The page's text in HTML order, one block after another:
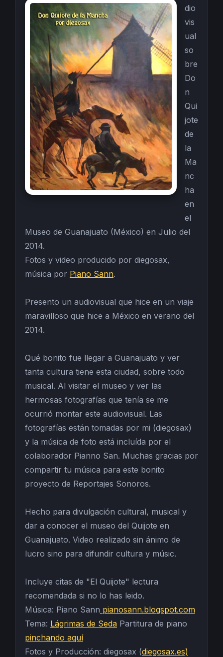
dio
vis
ual
so
bre
Do
n
Qui
jote
de
la
Ma
nc
ha
en
el
Museo de Guanajuato (México) en Julio del
2014.
Fotos y video producido por diegosax,
música por Piano Sann.
Presento un audiovisual que hice en un viaje
maravilloso que hice a México en verano del
2014.
Qué bonito fue llegar a Guanajuato y ver
tanta cultura tiene esta ciudad, sobre todo
musical. Al visitar el museo y ver las
hermosas fotografías que tenía se me
ocurrió montar este audiovisual. Las
fotografías están tomadas por mi (diegosax)
y la música de foto está incluída por el
colaborador Pianno San. Muchas gracias por
compartir tu música para este bonito
proyecto de Reportajes Sonoros.
Hecho para divulgación cultural, musical y
dar a conocer el museo del Quijote en
Guanajuato. Video realizado sin ánimo de
lucro sino para difundir cultura y músic.
Incluye citas de "El Quijote" lectura
recomendada si no lo has leido.
Música: Piano Sann pianosann.blogspot.com
Tema: Lágrimas de Seda Partitura de piano
pinchando aquí
Fotos y Producción: diegosax (diegosax.es)